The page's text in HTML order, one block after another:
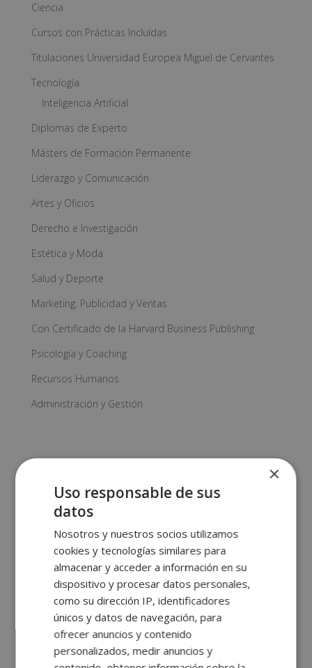
Ciencia
Cursos con Prácticas Incluídas
Titulaciones Universidad Europea Miguel de Cervantes
Tecnología
Inteligencia Artificial
Diplomas de Experto
Másters de Formación Permanente
Liderazgo y Comunicación
Artes y Oficios
Derecho e Investigación
Estética y Moda
Salud y Deporte
Marketing, Publicidad y Ventas
Con Certificado de la Harvard Business Publishing
Psicología y Coaching
Recursos Humanos
Administración y Gestión
Certificación Experto
en Psicología
Holística
Certificación Experto
en Psicología
Holística +
×
Uso responsable de sus
datos
Nosotros y nuestros socios utilizamos
cookies y tecnologías similares para
almacenar y acceder a información en su
dispositivo y procesar datos personales,
como su dirección IP, identificadores
únicos y datos de navegación, para
ofrecer anuncios y contenido
personalizados, medir anuncios y